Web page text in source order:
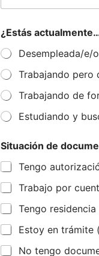
¿Estás
Desempleada/e/o
Trabajando pero
Trabajando de
Estudiando y
Situación de
Tengo
Trabajo por
Tengo
Estoy en trámite
No tengo